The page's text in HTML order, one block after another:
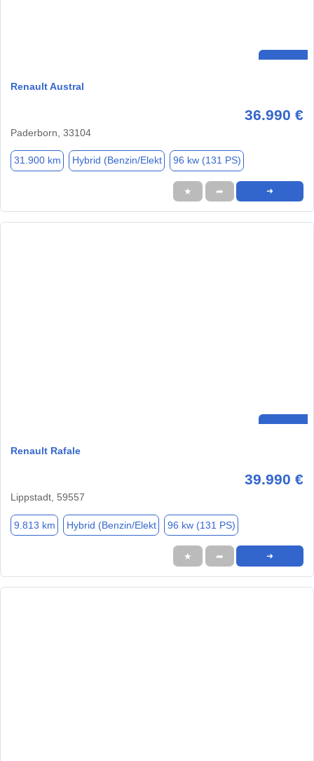
Renault Austral
36.990 €
Paderborn, 33104
31.900 km Hybrid (Benzin/Elekt 96 kw (131 PS)
★ ➦ ➜
Renault Rafale
39.990 €
Lippstadt, 59557
9.813 km Hybrid (Benzin/Elekt 96 kw (131 PS)
★ ➦ ➜